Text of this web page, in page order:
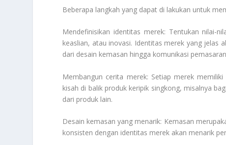
Beberapa langkah yang dapat di lakukan untuk
Mendefinisikan identitas merek: Tentukan nilai-
keaslian, atau inovasi. Identitas merek yang jelas
dari desain kemasan hingga komunikasi
Membangun cerita merek: Setiap merek
kisah di balik produk keripik singkong, misalnya
dari produk lain.
Desain kemasan yang menarik: Kemasan
konsisten dengan identitas merek akan menarik